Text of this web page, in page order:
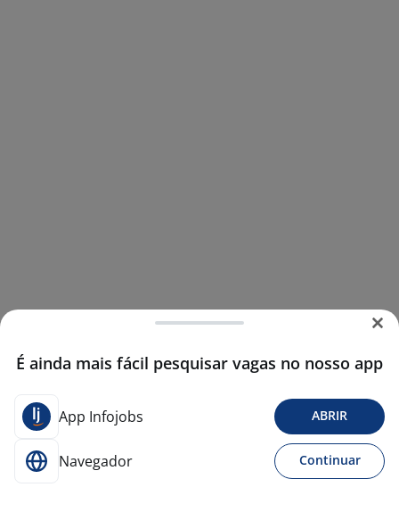
É ainda mais fácil pesquisar vagas no nosso app
App Infojobs ABRIR
Navegador Continuar